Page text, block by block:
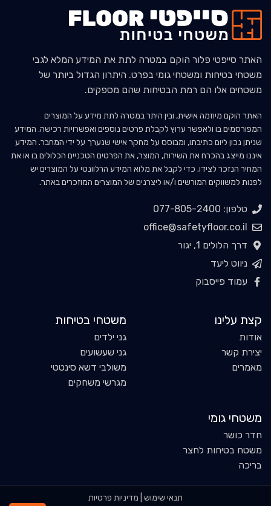
האתר סייפטי פלור הוקם במטרה לתת את המידע המלא לגבי
משטחי בטיחות ומשטחי גומי בפרט. היתרון הגדול ביותר של
משטחים אלו הם רמת הבטיחות שהם מספקים.
האתר הוקם מיוזמה אישית, ובין היתר במטרה לתת מידע על המוצרים
המפורסמים בו ולאפשר ערוץ לקבלת פרטים נוספים ואפשרויות רכישה. המידע
שניתן נכון ליום כתיבתו, ומבוסס על מחקר אישי שנערך על ידי המחבר. המידע
איננו מייצג בהכרח את השירות, המוצר, את הפרטים הטכניים הכלולים בו או את
המחיר הנזכר לצידו. כדי לקבל את מלוא המידע הרלוונטי על המוצרים יש
לפנות למשווקים המורשים ו/או ליצרנים של המוצרים המוזכרים באתר.
טלפון: 077-805-2400
office@safetyfloor.co.il
דרך הלולים 1, יגור
ניווט ליעד
עמוד פייסבוק
קצת עלינו
אודות
יצירת קשר
מאמרים
משטחי בטיחות
גני ילדים
גני שעשועים
משולבי דשא סינטטי
מגרשי משחקים
משטחי גומי
חדר כושר
משטח בטיחות לחצר
בריכה
תנאי שימוש מדיניות פרטיות